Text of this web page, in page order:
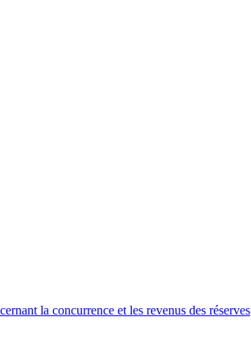
la concurrence et les revenus des réserves